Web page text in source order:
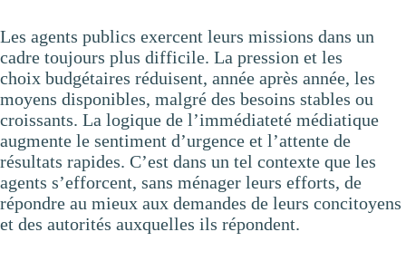
Les agents publics exercent leurs missions dans un
cadre toujours plus difficile. La pression et les
choix budgétaires réduisent, année après année, les
moyens disponibles, malgré des besoins stables ou
croissants. La logique de l’immédiateté médiatique
augmente le sentiment d’urgence et l’attente de
résultats rapides. C’est dans un tel contexte que les
agents s’efforcent, sans ménager leurs efforts, de
répondre au mieux aux demandes de leurs concitoyens
et des autorités auxquelles ils répondent.